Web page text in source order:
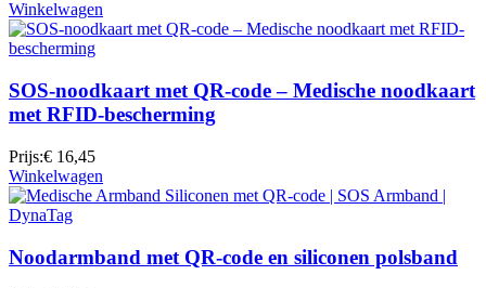
Winkelwagen
SOS-noodkaart met QR-code – Medische noodkaart
met RFID-bescherming
Prijs:€ 16,45
Winkelwagen
Noodarmband met QR-code en siliconen polsband